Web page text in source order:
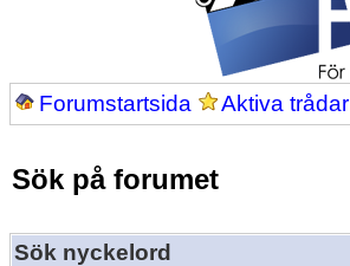
Forumstartsida Aktiva trådar
Sök på forumet
Sök nyckelord